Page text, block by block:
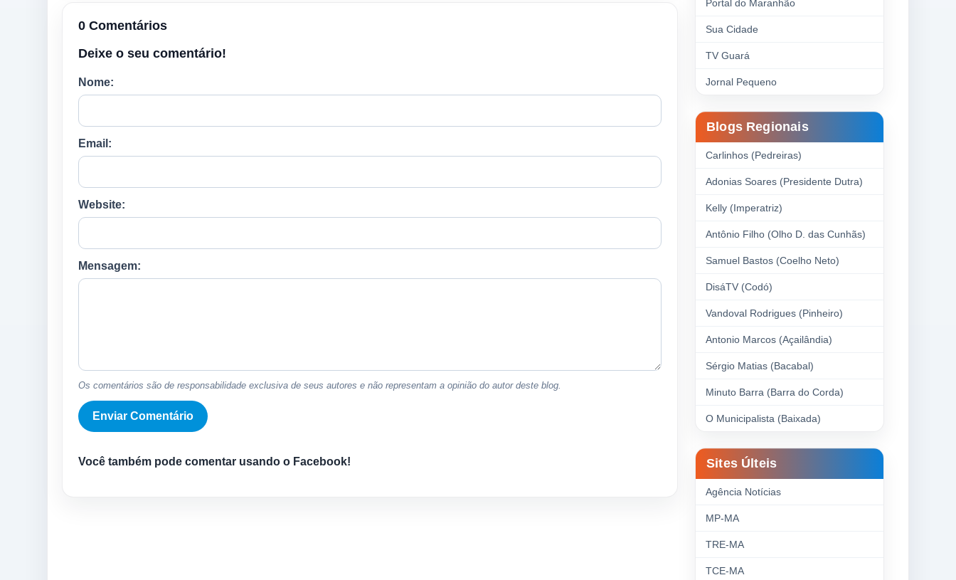
0 Comentários
Deixe o seu comentário!
Nome:
Email:
Website:
Mensagem:
Os comentários são de responsabilidade exclusiva de seus autores e não representam a opinião do autor deste blog.
Você também pode comentar usando o Facebook!
Portal do Maranhão
Sua Cidade
TV Guará
Jornal Pequeno
Blogs Regionais
Carlinhos (Pedreiras)
Adonias Soares (Presidente Dutra)
Kelly (Imperatriz)
Antônio Filho (Olho D. das Cunhãs)
Samuel Bastos (Coelho Neto)
DisáTV (Codó)
Vandoval Rodrigues (Pinheiro)
Antonio Marcos (Açailândia)
Sérgio Matias (Bacabal)
Minuto Barra (Barra do Corda)
O Municipalista (Baixada)
Sites Últeis
Agência Notícias
MP-MA
TRE-MA
TCE-MA